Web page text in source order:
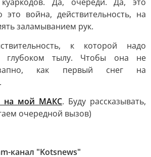
война, действительность, на
заламыванием рук.
к которой надо
глубоком тылу. Чтобы она не
как первый снег на
на мой МАКС. Буду рассказывать,
очередной вызов)
канал "Kotsnews"